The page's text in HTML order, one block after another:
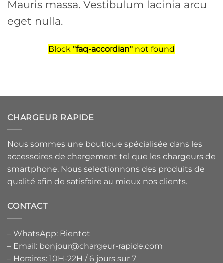
Mauris massa. Vestibulum lacinia arcu
eget nulla.
Block "faq-accordian" not found
CHARGEUR RAPIDE
Nous sommes une boutique spécialisée dans les
accessoires de chargement tel que les chargeurs de
smartphone. Nous selectionnons des produits de
qualité afin de satisfaire au mieux nos clients.
CONTACT
– WhatsApp: Bientot
– Email: bonjour@chargeur-rapide.com
– Horaires: 10H-22H / 6 jours sur 7